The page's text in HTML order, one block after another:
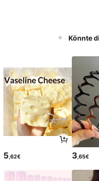
Könnte
5 ,62€ 3,65€